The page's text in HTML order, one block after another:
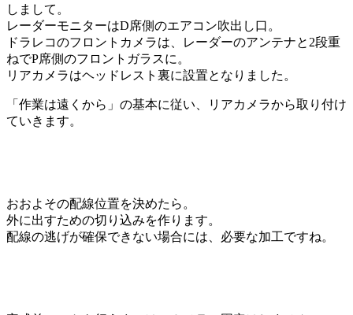
しまして。
レーダーモニターはD席側のエアコン吹出し口。
ドラレコのフロントカメラは、レーダーのアンテナと2段重
ねでP席側のフロントガラスに。
リアカメラはヘッドレスト裏に設置となりました。
「作業は遠くから」の基本に従い、リアカメラから取り付け
ていきます。
おおよその配線位置を決めたら。
外に出すための切り込みを作ります。
配線の逃げが確保できない場合には、必要な加工ですね。